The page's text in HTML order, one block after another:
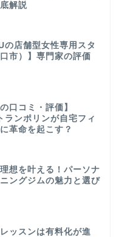
解説
の店舗型女性専用スタ
市）】専門家の評価
口コミ・評価】
ランポリンが自宅フィ
革命を起こす？
想を叶える！パーソナ
ングジムの魅力と選び
ッスンは有料化が進